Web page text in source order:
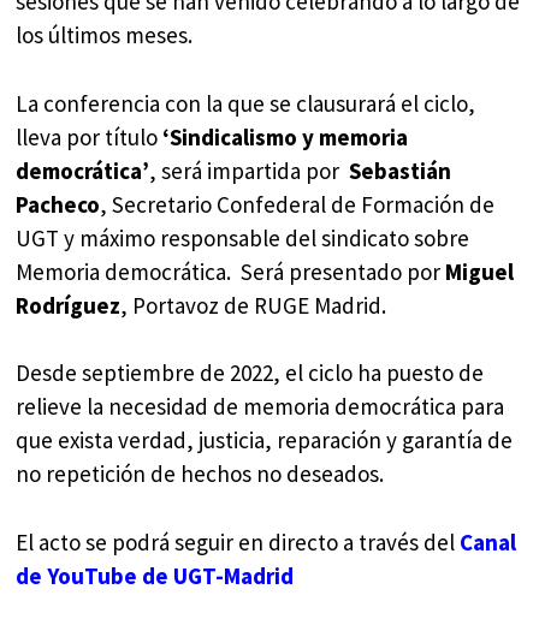
los últimos meses.
La conferencia con la que se clausurará el ciclo,
lleva por título ‘Sindicalismo y memoria
democrática’, será impartida porSebastián
Pacheco, Secretario Confederal de Formación de
UGT y máximo responsable del sindicato sobre
Memoria democrática. Será presentado por Miguel
Rodríguez, Portavoz de RUGE Madrid.
Desde septiembre de 2022, el ciclo ha puesto de
relieve la necesidad de memoria democrática para
que exista verdad, justicia, reparación y garantía de
no repetición de hechos no deseados.
El acto se podrá seguir en directo a través del Canal
de YouTube de UGT-Madrid